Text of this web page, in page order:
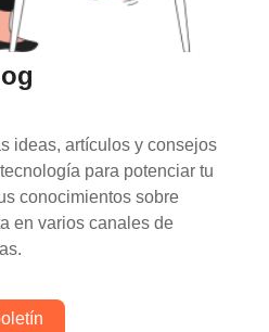
ideas, artículos y consejos
para potenciar tu
conocimientos sobre
en varios canales de